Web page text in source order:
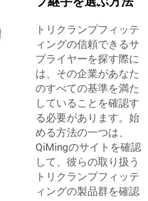
トリクランプフィッテ
ィングの信頼できるサ
プライヤーを探す際に
は、その企業があなた
のすべての基準を満た
していることを確認す
る必要があります。始
める方法の一つは、
QiMingのサイトを確認
して、彼らの取り扱う
トリクランプフィッテ
ィングの製品群を確認